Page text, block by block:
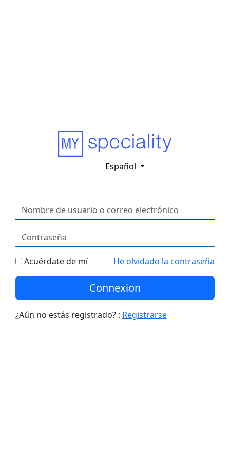
Español
Acuérdate de mí He olvidado la contraseña
Connexion
¿Aún no estás registrado? : Registrarse